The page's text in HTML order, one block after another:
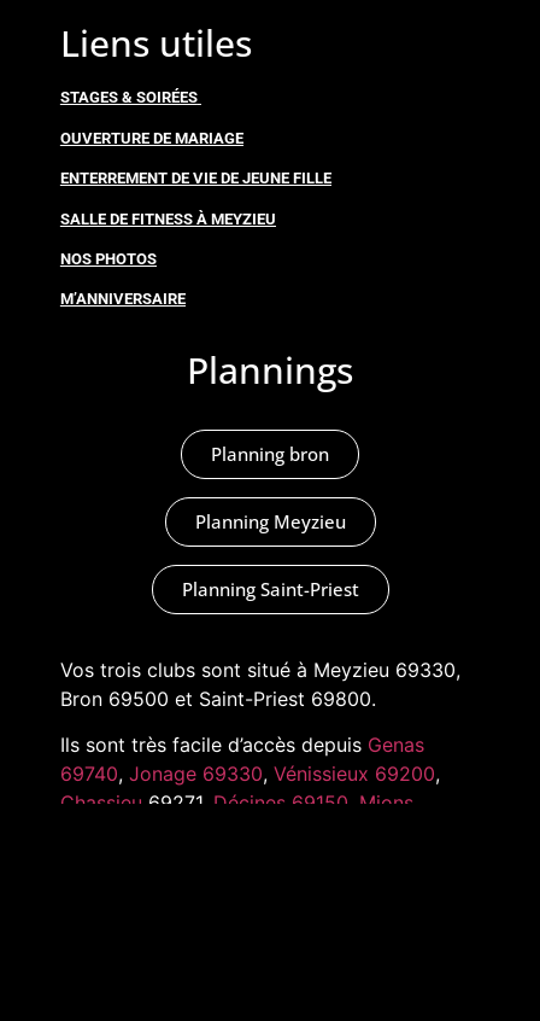
Liens utiles
STAGES & SOIRÉES
OUVERTURE DE MARIAGE
ENTERREMENT DE VIE DE JEUNE FILLE
SALLE DE FITNESS À MEYZIEU
NOS PHOTOS
M’ANNIVERSAIRE
Plannings
Planning bron
Planning Meyzieu
Planning Saint-Priest
Vos trois clubs sont situé à Meyzieu 69330,
Bron 69500 et Saint-Priest 69800.
Ils sont très facile d’accès depuis Genas
69740, Jonage 69330, Vénissieux 69200,
Chassieu 69271, Décines 69150 Mions